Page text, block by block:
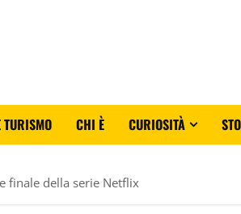
CHI È CURIOSITÀ
finale della serie Netflix